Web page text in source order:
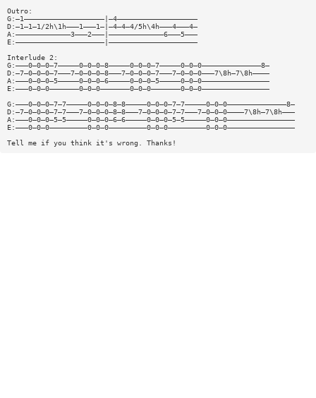
Outro:
G:—1———————————————————|—4———————————————————
D:—1—1—1/2h\1h———1———1—|—4—4—4/5h\4h———4———4—
A:—————————————3———2———|—————————————6———5———
E:—————————————————————|—————————————————————
Interlude 2:
G:———0—0—0—7—————0—0—0—8—————0—0—0—7—————0—0—0——————————————8—
D:—7—0—0—0—7———7—0—0—0—8———7—0—0—0—7———7—0—0—0———7\8h—7\8h————
A:———0—0—0—5—————0—0—0—6—————0—0—0—5—————0—0—0————————————————
E:———0—0—0———————0—0—0———————0—0—0———————0—0—0————————————————
G:———0—0—0—7—7—————0—0—0—8—8—————0—0—0—7—7—————0—0—0——————————————8—
D:—7—0—0—0—7—7———7—0—0—0—8—8———7—0—0—0—7—7———7—0—0—0————7\8h—7\8h———
A:———0—0—0—5—5—————0—0—0—6—6—————0—0—0—5—5—————0—0—0————————————————
E:———0—0—0—————————0—0—0—————————0—0—0—————————0—0—0————————————————
Tell me if you think it's wrong. Thanks!